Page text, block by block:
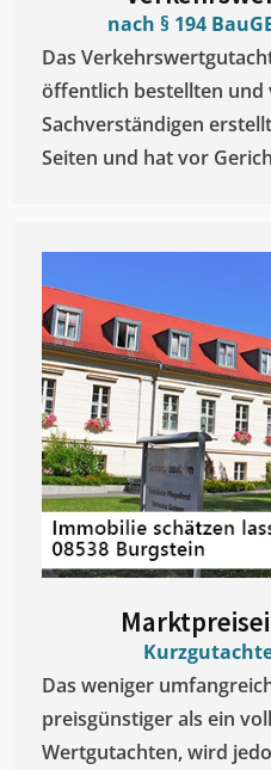
nach § 194
Das
öffentlich bestellten und
Sachverständigen
Seiten und hat vor
Das weniger
preisgünstiger als ein
Wertgutachten, wird